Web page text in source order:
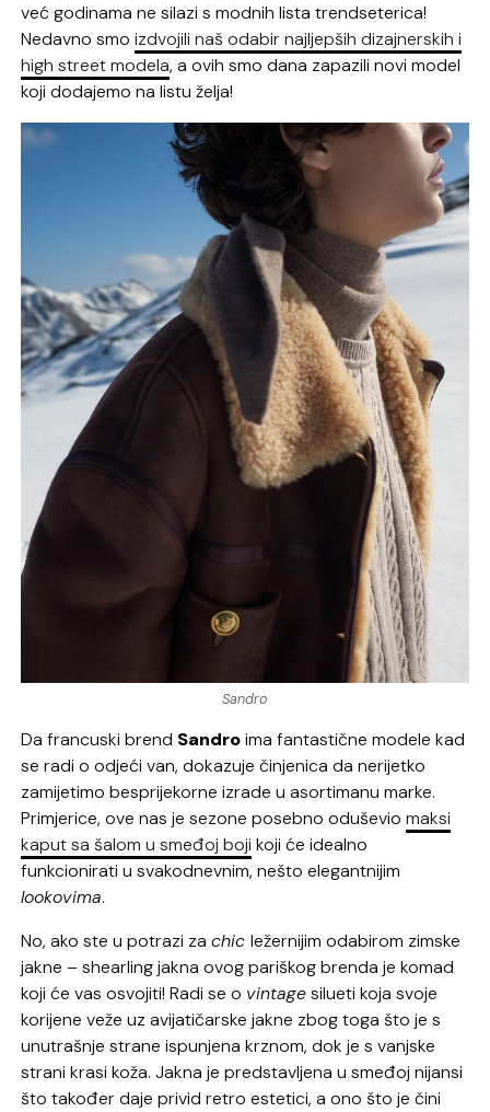
već godinama ne silazi s modnih lista trendseterica!
Nedavno smoizdvojili naš odabir najljepših dizajnerskih i
high street modela, a ovih smo dana zapazili novi model
koji dodajemo na listu želja!
Sandro
Da francuski brend Sandroima fantastične modele kad
se radi o odjeći van, dokazuje činjenica da nerijetko
zamijetimo besprijekorne izrade u asortimanu marke.
Primjerice, ove nas je sezone posebno oduševiomaksi
kaput sa šalom u smeđoj boji koji će idealno
funkcionirati u svakodnevnim, nešto elegantnijim
lookovima.
No, ako ste u potrazi zachicležernijim odabirom zimske
jakne – shearling jakna ovog pariškog brenda je komad
koji će vas osvojiti! Radi se o vintagesilueti koja svoje
korijene veže uz avijatičarske jakne zbog toga što je s
unutrašnje strane ispunjena krznom, dok je s vanjske
strani krasi koža. Jakna je predstavljena u smeđoj nijansi
što također daje privid retro estetici, a ono što je čini